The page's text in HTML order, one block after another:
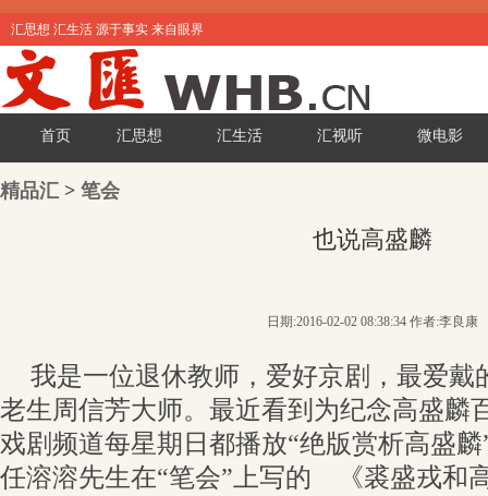
汇思想 汇生活 源于事实 来自眼界
首页 汇思想 汇生活 汇视听 微电影
精品汇 > 笔会
也说高盛麟
日期:2016-02-02 08:38:34 作者:李良康
我是一位退休教师，爱好京剧，最爱戴
老生周信芳大师。最近看到为纪念高盛麟
戏剧频道每星期日都播放“绝版赏析高盛
任溶溶先生在“笔会”上写的 《裘盛戎和